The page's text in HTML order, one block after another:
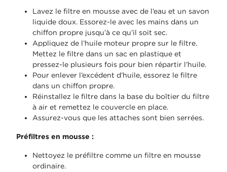
Lavez le filtre en mousse avec de l’eau et un savon
liquide doux. Essorez-le avec les mains dans un
chiffon propre jusqu’à ce qu’il soit sec.
Appliquez de l’huile moteur propre sur le filtre.
Mettez le filtre dans un sac en plastique et
pressez-le plusieurs fois pour bien répartir l’huile.
Pour enlever l’excédent d’huile, essorez le filtre
dans un chiffon propre.
Réinstallez le filtre dans la base du boîtier du filtre
à air et remettez le couvercle en place.
Assurez-vous que les attaches sont bien serrées.
Préfiltres en mousse :
Nettoyez le préfiltre comme un filtre en mousse
ordinaire.